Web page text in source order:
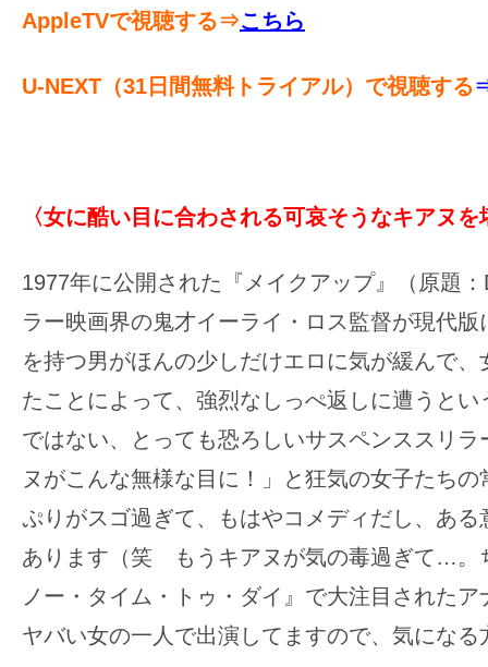
AppleTVで視聴する⇒こちら
U-NEXT （31日間無料トライアル）で視聴する
〈女に酷い目に合わされる可哀そうなキアヌ
1977年に公開された『メイクアップ』（原題
ラー映画界の鬼才イーライ・ロス監督が現代
を持つ男がほんの少しだけエロに気が緩んで
たことによって、強烈なしっぺ返しに遭うと
ではない、とっても恐ろしいサスペンススリ
ヌがこんな無様な目に！」と狂気の女子たち
ぷりがスゴ過ぎて、もはやコメディだし、ある
あります（笑 もうキアヌが気の毒過ぎて…。
ノー・タイム・トゥ・ダイ』で大注目された
ヤバい女の一人で出演してますので、気になる